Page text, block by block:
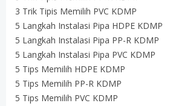
3 Trik Tipis Memilih PVC KDMP
5 Langkah Instalasi Pipa HDPE KDMP
5 Langkah Instalasi Pipa PP-R KDMP
5 Langkah Instalasi Pipa PVC KDMP
5 Tips Memilih HDPE KDMP
5 Tips Memilih PP-R KDMP
5 Tips Memilih PVC KDMP